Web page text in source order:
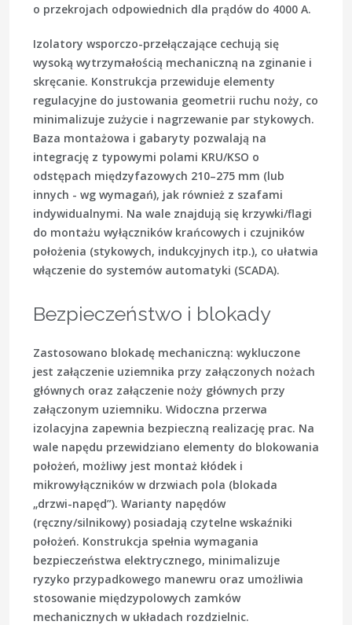
o przekrojach odpowiednich dla prądów do 4000 A.
Izolatory wsporczo-przełączające cechują się
wysoką wytrzymałością mechaniczną na zginanie i
skręcanie. Konstrukcja przewiduje elementy
regulacyjne do justowania geometrii ruchu noży, co
minimalizuje zużycie i nagrzewanie par stykowych.
Baza montażowa i gabaryty pozwalają na
integrację z typowymi polami KRU/KSO o
odstępach międzyfazowych 210–275 mm (lub
innych - wg wymagań), jak również z szafami
indywidualnymi. Na wale znajdują się krzywki/flagi
do montażu wyłączników krańcowych i czujników
położenia (stykowych, indukcyjnych itp.), co ułatwia
włączenie do systemów automatyki (SCADA).
Bezpieczeństwo i blokady
Zastosowano blokadę mechaniczną: wykluczone
jest załączenie uziemnika przy załączonych nożach
głównych oraz załączenie noży głównych przy
załączonym uziemniku. Widoczna przerwa
izolacyjna zapewnia bezpieczną realizację prac. Na
wale napędu przewidziano elementy do blokowania
położeń, możliwy jest montaż kłódek i
mikrowyłączników w drzwiach pola (blokada
„drzwi-napęd”). Warianty napędów
(ręczny/silnikowy) posiadają czytelne wskaźniki
położeń. Konstrukcja spełnia wymagania
bezpieczeństwa elektrycznego, minimalizuje
ryzyko przypadkowego manewru oraz umożliwia
stosowanie międzypolowych zamków
mechanicznych w układach rozdzielnic.